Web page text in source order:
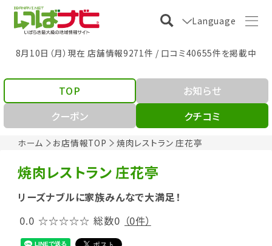
Language
8月10日（月）現在 店舗情報9271件 / 口コミ40655件を掲載中
ホーム お店情報TOP 焼肉レストラン 庄花亭
TOP
お知らせ
クーポン
クチコミ
焼肉レストラン 庄花亭
リーズナブルに家族みんなで大満足！
0.0 ☆☆☆☆☆ 総数0 （0件）